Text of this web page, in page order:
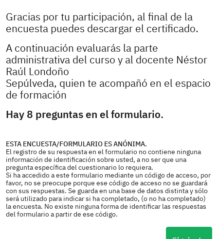
Gracias por tu participación, al final de la
encuesta puedes descargar el certificado.
A continuación evaluarás la parte
administrativa del curso y al docente Néstor
Raúl Londoño
Sepúlveda, quien te acompañó en el espacio
de formación
Hay 8 preguntas en el formulario.
ESTA ENCUESTA/FORMULARIO ES ANÓNIMA.
El registro de su respuesta en el formulario no contiene ninguna
información de identificación sobre usted, a no ser que una
pregunta específica del cuestionario lo requiera.
Si ha accedido a este formulario mediante un código de acceso, por
favor, no se preocupe porque ese código de acceso no se guardará
con sus respuestas. Se guarda en una base de datos distinta y sólo
será utilizado para indicar si ha completado, (o no ha completado)
la encuesta. No existe ninguna forma de identificar las respuestas
del formulario a partir de ese código.